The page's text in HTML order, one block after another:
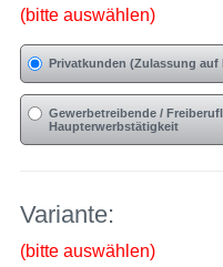
(bitte auswählen)
Privatkunden (Zulassung auf
Gewerbetreibende /
Haupterwerbstätigkeit
Variante:
(bitte auswählen)